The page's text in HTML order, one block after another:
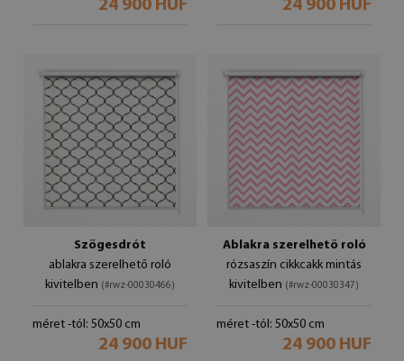
24 900 HUF 24 900 HUF
Szögesdrót
ablakra szerelhető roló
kivitelben (#rwz-00030466)
méret -tól: 50x50 cm
24 900 HUF
Ablakra szerelhető roló
rózsaszín cikkcakk mintás
kivitelben (#rwz-00030347)
méret -tól: 50x50 cm
24 900 HUF